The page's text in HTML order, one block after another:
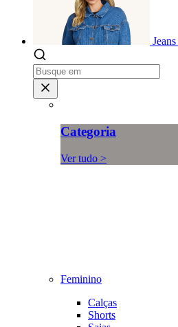
Jeans
Categoria
Ver tudo >
Feminino
Calças
Shorts